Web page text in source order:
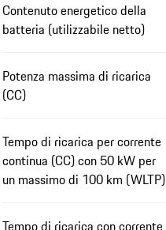
Contenuto energetico della
batteria (utilizzabile netto)
Potenza massima di ricarica
(CC)
Tempo di ricarica per corrente
continua (CC) con 50 kW per
un massimo di 100 km (WLTP)